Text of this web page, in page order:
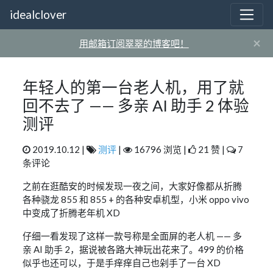
idealclover
用邮箱订阅翠翠的博客吧！ ×
年轻人的第一台老人机，用了就
回不去了 —— 多亲 AI 助手 2 体验
测评
2019.10.12 | 测评 | 16796 浏览 | 21 赞 |
7
条评论
之前在逛酷安的时候发现一夜之间，大家好像都从折腾
各种骁龙 855 和 855 + 的各种安卓机型，小米 oppo vivo
中变成了折腾老年机 XD
仔细一看发现了这样一款号称是全面屏的老人机 —— 多
亲 AI 助手 2，据说被各路大神玩出花来了。499 的价格
似乎也还可以，于是手痒痒自己也剁手了一台 XD